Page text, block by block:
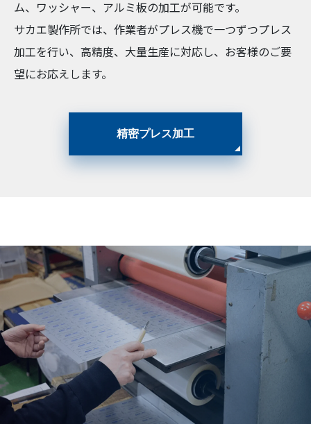
ム、ワッシャー、アルミ板の加工が可能です。
サカエ製作所では、作業者がプレス機で一つずつプレス
加工を行い、高精度、大量生産に対応し、お客様のご要
望にお応えします。
精密プレス加工